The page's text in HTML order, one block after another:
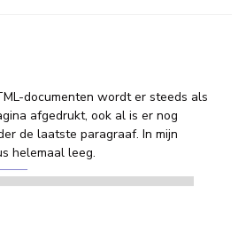
documenten wordt er steeds als
afgedrukt, ook al is er nog
de laatste paragraaf. In mijn
helemaal leeg.